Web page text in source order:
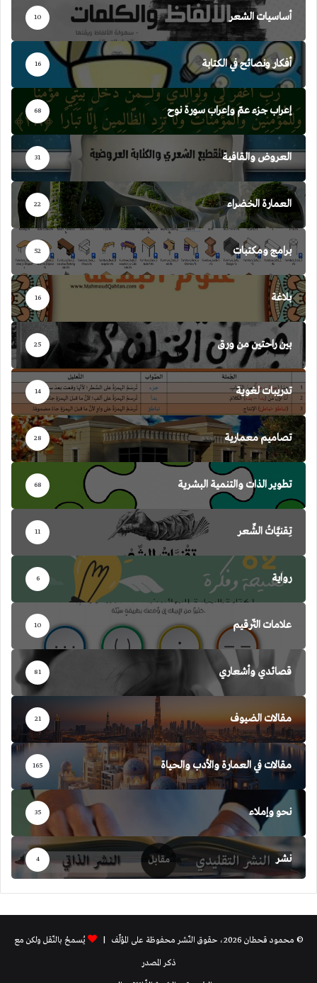
أساسيات الشعر 10
أفكار ونصائح في الكتابة 16
إعراب جزء عمّ وإعراب سورة نوح 68
العروض والقافية 31
العمارة الخضراء 22
برامج ومكتبات 52
بلاغة 16
بين راحتين من ورق 25
تدريبات لغوية 14
تصاميم معمارية 28
تطوير الذات والتنمية البشرية 68
تِقنيَّاتُ الشِّعر 11
رواية 6
علامات التّرقيم 10
قصائدي وأشعاري 81
مقالات الضيوف 21
مقالات في العمارة والأدب والحياة 165
نحو وإملاء 35
نشر 4
© محمود قحطان 2026، حقوق النّشر محفوظة على المؤلّف |
يُسمحُ بالنّقل ولكن مع
ذكر المصدر